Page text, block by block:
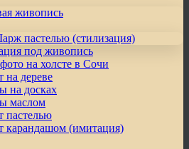
живопись
пастелью (стилизация)
под живопись
на холсте в Сочи
на дереве
на досках
маслом
пастелью
карандашом (имитация)